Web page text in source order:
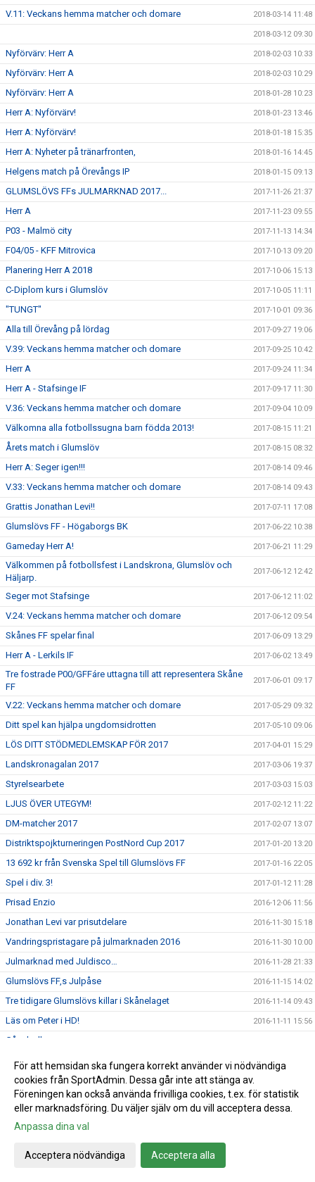
V.11: Veckans hemma matcher och domare 2018-03-14 11:48
2018-03-12 09:30
Nyförvärv: Herr A 2018-02-03 10:33
Nyförvärv: Herr A 2018-02-03 10:29
Nyförvärv: Herr A 2018-01-28 10:23
Herr A: Nyförvärv! 2018-01-23 13:46
Herr A: Nyförvärv! 2018-01-18 15:35
Herr A: Nyheter på tränarfronten, 2018-01-16 14:45
Helgens match på Örevångs IP 2018-01-15 09:13
GLUMSLÖVS FFs JULMARKNAD 2017... 2017-11-26 21:37
Herr A 2017-11-23 09:55
P03 - Malmö city 2017-11-13 14:34
F04/05 - KFF Mitrovica 2017-10-13 09:20
Planering Herr A 2018 2017-10-06 15:13
C-Diplom kurs i Glumslöv 2017-10-05 11:11
"TUNGT" 2017-10-01 09:36
Alla till Örevång på lördag 2017-09-27 19:06
V.39: Veckans hemma matcher och domare 2017-09-25 10:42
Herr A 2017-09-24 11:34
Herr A - Stafsinge IF 2017-09-17 11:30
V.36: Veckans hemma matcher och domare 2017-09-04 10:09
Välkomna alla fotbollssugna barn födda 2013! 2017-08-15 11:21
Årets match i Glumslöv 2017-08-15 08:32
Herr A: Seger igen!!! 2017-08-14 09:46
V.33: Veckans hemma matcher och domare 2017-08-14 09:43
Grattis Jonathan Levi!! 2017-07-11 17:08
Glumslövs FF - Högaborgs BK 2017-06-22 10:38
Gameday Herr A! 2017-06-21 11:29
Välkommen på fotbollsfest i Landskrona, Glumslöv och
Häljarp.
2017-06-12 12:42
Seger mot Stafsinge 2017-06-12 11:02
V.24: Veckans hemma matcher och domare 2017-06-12 09:54
Skånes FF spelar final 2017-06-09 13:29
Herr A - Lerkils IF 2017-06-02 13:49
Tre fostrade P00/GFFáre uttagna till att representera Skåne
FF
2017-06-01 09:17
V.22: Veckans hemma matcher och domare 2017-05-29 09:32
Ditt spel kan hjälpa ungdomsidrotten 2017-05-10 09:06
LÖS DITT STÖDMEDLEMSKAP FÖR 2017 2017-04-01 15:29
Landskronagalan 2017 2017-03-06 19:37
Styrelsearbete 2017-03-03 15:03
LJUS ÖVER UTEGYM! 2017-02-12 11:22
DM-matcher 2017 2017-02-07 13:07
Distriktspojkturneringen PostNord Cup 2017 2017-01-20 13:20
13 692 kr från Svenska Spel till Glumslövs FF 2017-01-16 22:05
Spel i div. 3! 2017-01-12 11:28
Prisad Enzio 2016-12-06 11:56
Jonathan Levi var prisutdelare 2016-11-30 15:18
Vandringspristagare på julmarknaden 2016 2016-11-30 10:00
Julmarknad med Juldisco… 2016-11-28 21:33
Glumslövs FF,s Julpåse 2016-11-15 14:02
Tre tidigare Glumslövs killar i Skånelaget 2016-11-14 09:43
Läs om Peter i HD! 2016-11-11 15:56
Gåsaboll
V.41: Veckans hemma matcher och domare 2016-10-10 15:06
GFF mössa
V.40: Veckans hemma matcher och domare 2016-10-03 15:12
Info brev augusti 2016
För att hemsidan ska fungera korrekt använder vi nödvändiga
cookies från SportAdmin. Dessa går inte att stänga av.
Föreningen kan också använda frivilliga cookies, t.ex. för statistik
eller marknadsföring. Du väljer själv om du vill acceptera dessa.
Anpassa dina val
Acceptera nödvändiga Acceptera alla